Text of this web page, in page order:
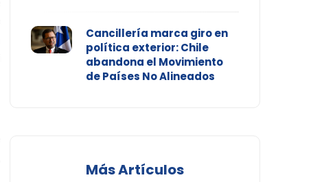
Cancillería marca giro en
política exterior: Chile
abandona el Movimiento
de Países No Alineados
Más Artículos